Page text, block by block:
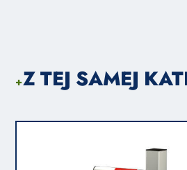
+Z TEJ SAMEJ